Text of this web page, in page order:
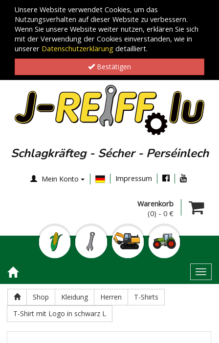
Unsere Website verwendet Cookies, um das
Nutzungsverhalten auf dieser Website zu verbessern.
Wenn Sie unsere Website weiter nutzen, erklären Sie sich
mit der Verwendung der Cookies einverstanden, wie in
unserer Datenschutzerklärung detailliert.
Bestätigen
Schlagkräfteg - Sécher - Perséinlech
Mein Konto Impressum
Warenkorb
(0) - 0 €
Shop Kleidung Herren
T-Shirts
T-Shirt mit Logo in schwarz L